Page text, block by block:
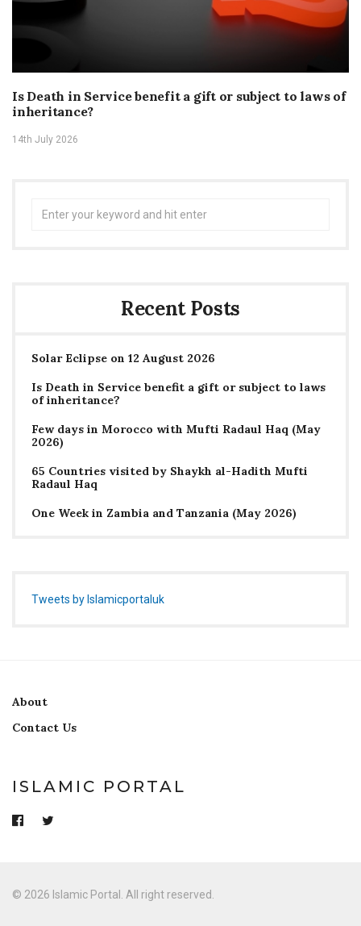
Is Death in Service benefit a gift or subject to laws of
inheritance?
14th July 2026
Recent Posts
Solar Eclipse on 12 August 2026
Is Death in Service benefit a gift or subject to laws
of inheritance?
Few days in Morocco with Mufti Radaul Haq (May
2026)
65 Countries visited by Shaykh al-Hadith Mufti
Radaul Haq
One Week in Zambia and Tanzania (May 2026)
Tweets by Islamicportaluk
About
Contact Us
ISLAMIC PORTAL
© 2026 Islamic Portal. All right reserved.